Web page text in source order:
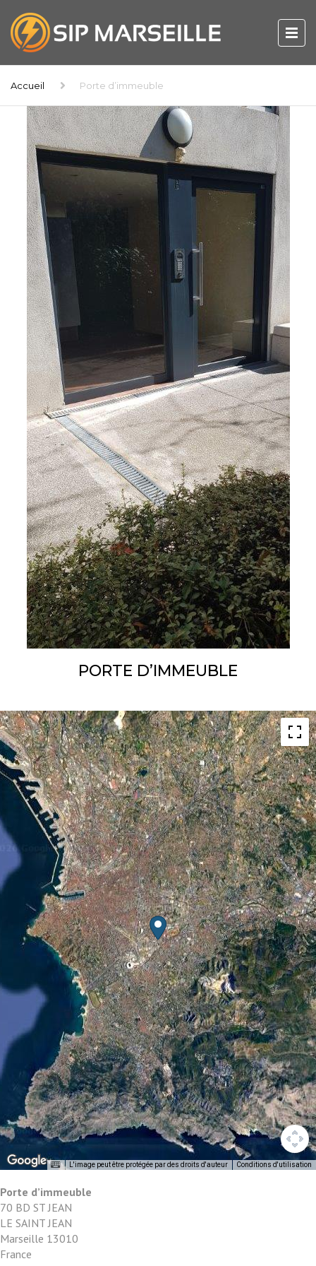
Accueil Porte d’immeuble
PORTE D’IMMEUBLE
L'image peut être protégée par des droits d'auteur Conditions d'utilisation
Porte d’immeuble
70 BD ST JEAN
LE SAINT JEAN
Marseille 13010
France